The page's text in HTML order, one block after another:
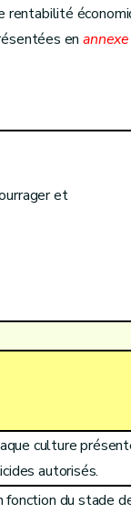
rentabilité
en
et
culture
autorisés.
du stade